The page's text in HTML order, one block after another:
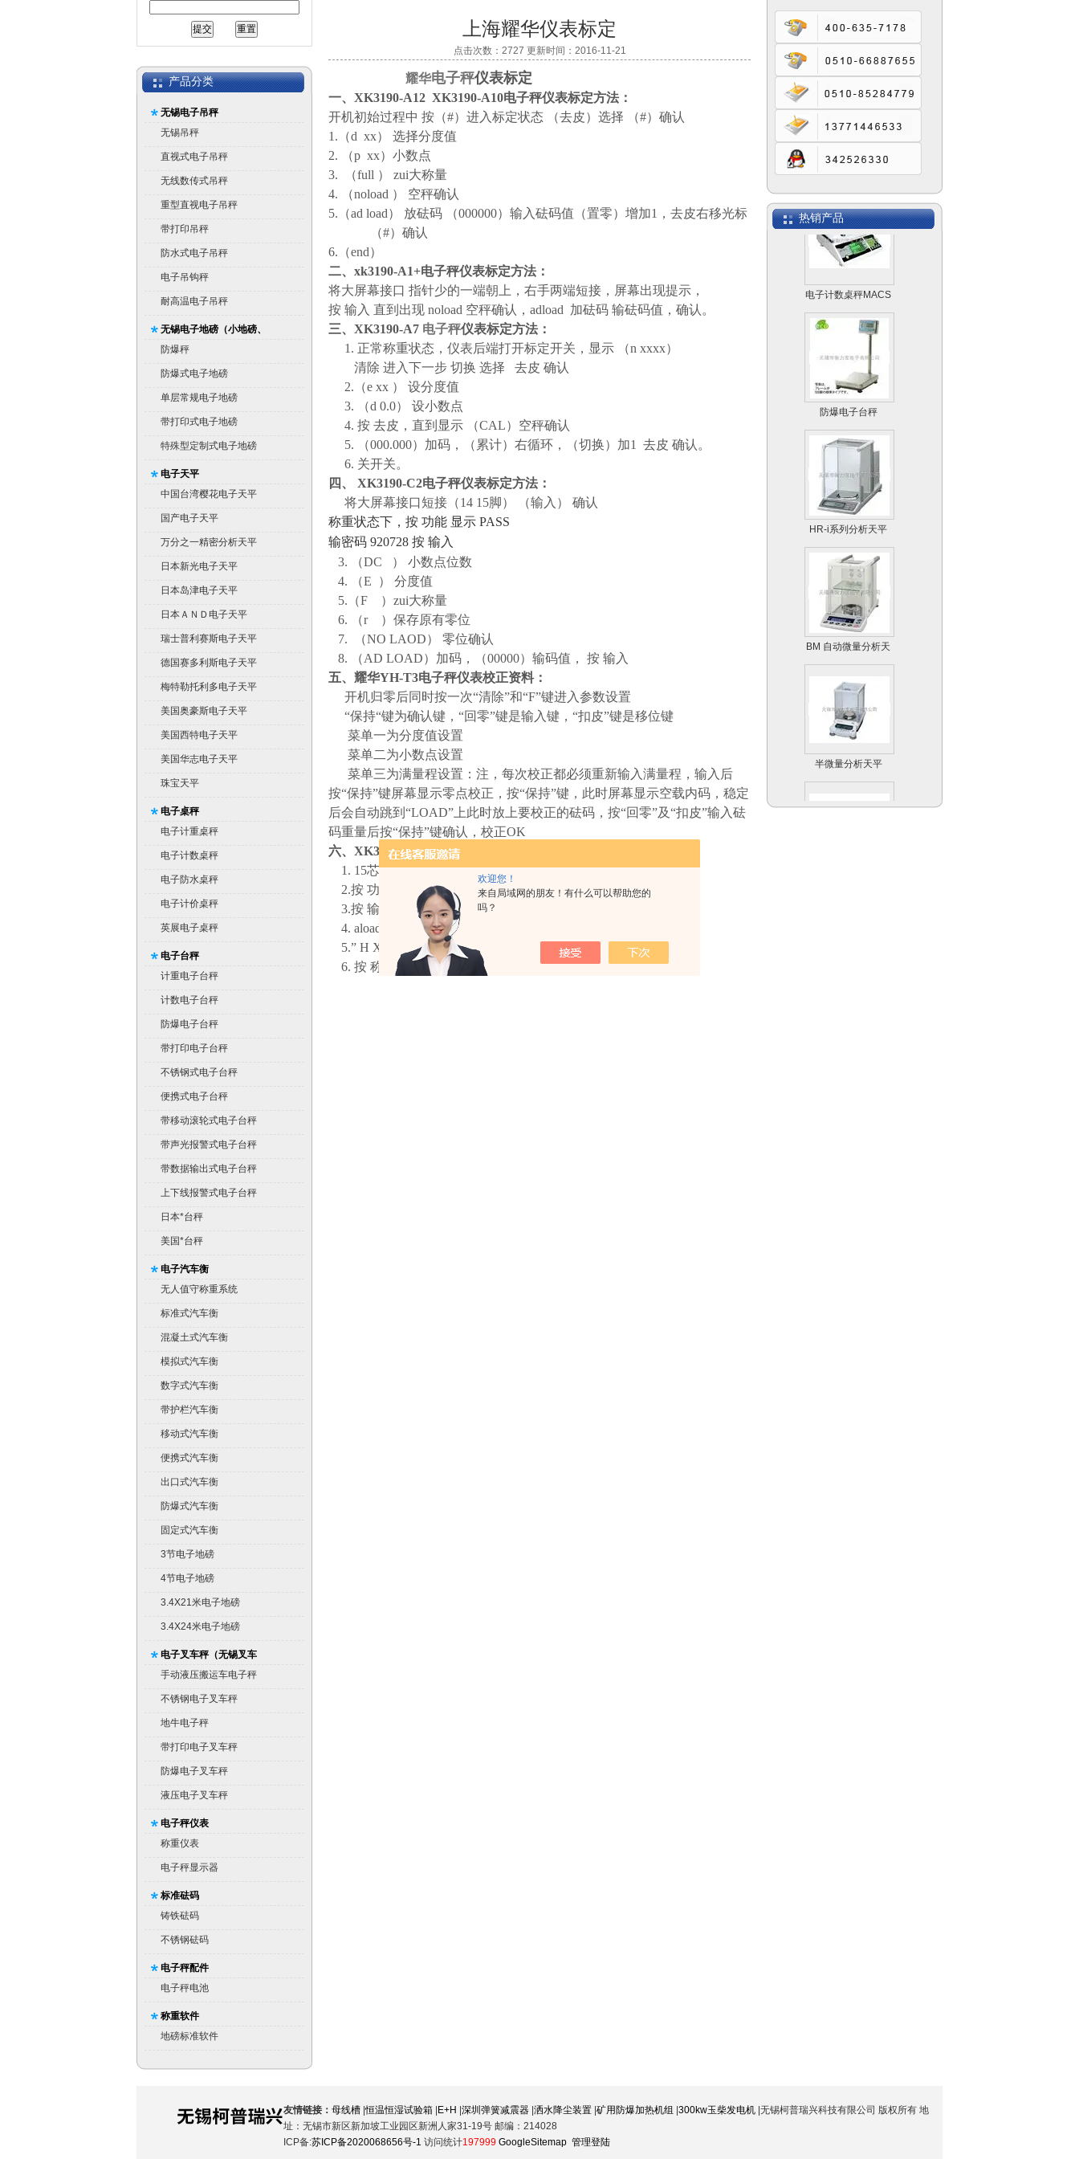
欢迎您！
来自局域网的朋友！有什么可以帮助您的
吗？
产品分类
无锡电子吊秤
无锡吊秤
直视式电子吊秤
无线数传式吊秤
重型直视电子吊秤
带打印吊秤
防水式电子吊秤
电子吊钩秤
耐高温电子吊秤
无锡电子地磅（小地磅、
平台秤）
防爆秤
防爆式电子地磅
单层常规电子地磅
带打印式电子地磅
特殊型定制式电子地磅
电子天平
中国台湾樱花电子天平
国产电子天平
万分之一精密分析天平
日本新光电子天平
日本岛津电子天平
日本ＡＮＤ电子天平
瑞士普利赛斯电子天平
德国赛多利斯电子天平
梅特勒托利多电子天平
美国奥豪斯电子天平
美国西特电子天平
美国华志电子天平
珠宝天平
电子桌秤
电子计重桌秤
电子计数桌秤
电子防水桌秤
电子计价桌秤
英展电子桌秤
电子台秤
计重电子台秤
计数电子台秤
防爆电子台秤
带打印电子台秤
不锈钢式电子台秤
便携式电子台秤
带移动滚轮式电子台秤
带声光报警式电子台秤
带数据输出式电子台秤
上下线报警式电子台秤
日本*台秤
美国*台秤
电子汽车衡
无人值守称重系统
标准式汽车衡
混凝土式汽车衡
模拟式汽车衡
数字式汽车衡
带护栏汽车衡
移动式汽车衡
便携式汽车衡
出口式汽车衡
防爆式汽车衡
固定式汽车衡
3节电子地磅
4节电子地磅
3.4X21米电子地磅
3.4X24米电子地磅
电子叉车秤（无锡叉车
秤）
手动液压搬运车电子秤
不锈钢电子叉车秤
地牛电子秤
带打印电子叉车秤
防爆电子叉车秤
液压电子叉车秤
电子秤仪表
称重仪表
电子秤显示器
标准砝码
铸铁砝码
不锈钢砝码
电子秤配件
电子秤电池
称重软件
地磅标准软件
上海耀华仪表标定
点击次数：2727 更新时间：2016-11-21
耀华电子秤仪表标定
一、XK3190-A12 XK3190-A10电子秤仪表标定方法：
开机初始过程中 按（#）进入标定状态 （去皮）选择 （#）确认
1. （d xx） 选择分度值
2.
（p xx）小数点
3.
（full ） zui大称量
4.
（noload ） 空秤确认
5. （ad load） 放砝码 （000000）输入砝码值（置零）增加1，去皮右移光标
（#）确认
6. （end）
二、xk3190-A1+电子秤仪表标定方法：
将大屏幕接口 指针少的一端朝上，右手两端短接，屏幕出现提示，
按 输入 直到出现 noload 空秤确认，adload 加砝码 输砝码值，确认。
三、XK3190-A7 电子秤仪表标定方法：
1. 正常称重状态，仪表后端打开标定开关，显示 （n xxxx）
清除 进入下一步 切换 选择 去皮 确认
2. （e xx ） 设分度值
3.
（d 0.0） 设小数点
4. 按 去皮，直到显示 （CAL）空秤确认
5.
（000.000）加码，（累计）右循环，（切换）加1 去皮 确认。
6. 关开关。
四、 XK3190-C2电子秤仪表标定方法：
将大屏幕接口短接（14 15脚） （输入） 确认
称重状态下，按 功能 显示 PASS
输密码 920728 按 输入
3.
（DC ） 小数点位数
4.
（E ） 分度值
5. （F ）zui大称量
6.
（r ）保存原有零位
7.
（NO LAOD） 零位确认
8.
（AD LOAD）加码，（00000）输码值， 按 输入
五、耀华YH-T3电子秤仪表校正资料：
开机归零后同时按一次“清除”和“F”键进入参数设置
“保持“键为确认键，“回零”键是输入键，“扣皮”键是移位键
菜单一为分度值设置
菜单二为小数点设置
菜单三为满量程设置：注，每次校正都必须重新输入满量程，输入后
按“保持”键屏幕显示零点校正，按“保持”键，此时屏幕显示空载内码，稳定
后会自动跳到“LOAD”上此时放上要校正的砝码，按“回零”及“扣皮”输入砝
码重量后按“保持”键确认，校正OK
六、XK3190-A9带打印电子秤
1. 15芯插头 14、15脚短接
2.按 功能 显示 E XX
选择分度值，按 输入
3.按 输入 直到显示 noload，零位确认
4. aload
输入砝码值，加砝码 按 输入
5.” H XXX
” “C XXX” “CH XXX” 记录数值，以后备用
6. 按 称重 退出标定
热销产品
SCS模拟式电子汽车
衡
防爆电子台秤
HR-i系列分析天平
BM 自动微量分析天
平
AUW-D系列
友情链接： 母线槽 |恒温恒湿试验箱 E+H 深圳弹簧减震器 洒水降尘装置 矿用防爆加热机组 300kw玉柴发电机 无锡柯普瑞兴科技有限公司 版权所有 地
址：无锡市新区新加坡工业园区新洲人家31-19号 邮编：214028
ICP备:苏ICP备2020068656号-1 访问统计197999 GoogleSitemap 管理登陆